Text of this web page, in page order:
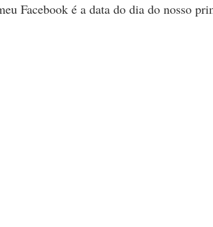
Facebook é a data do dia do nosso